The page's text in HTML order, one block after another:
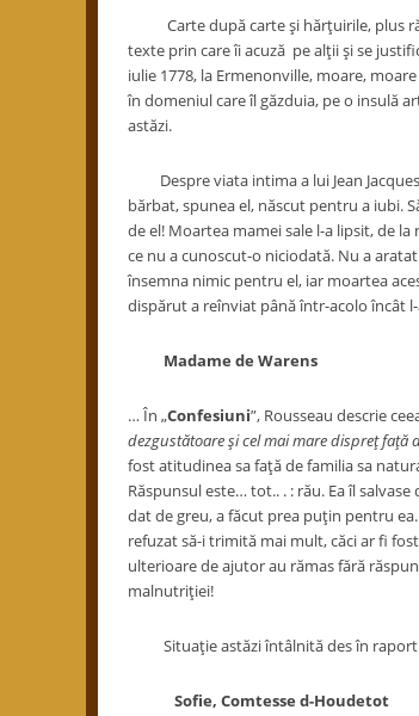
Carte după carte şi hărţuirile, plus
texte prin care îi acuză pe alţii şi se
iulie 1778, la Ermenonville, moare,
în domeniul care îl găzduia, pe o insulă
astăzi.
Despre viata intima a lui Jean
bărbat, spunea el, născut pentru a iubi.
de el! Moartea mamei sale l-a lipsit, de
ce nu a cunoscut-o niciodată. Nu a
însemna nimic pentru el, iar moartea
dispărut a reînviat până într-acolo încât
Madame de Warens
… În „Confesiuni”, Rousseau descrie
dezgustătoare şi cel mai mare dispreţ faţă
fost atitudinea sa faţă de familia sa
Răspunsul este… tot.. . : rău. Ea îl
dat de greu, a făcut prea puţin pentru
refuzat să-i trimită mai mult, căci ar fi
ulterioare de ajutor au rămas fără
malnutriţiei!
Situaţie astăzi întâlnită des în
Sofie, Comtesse d-Houdetot